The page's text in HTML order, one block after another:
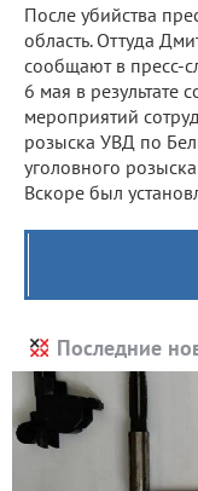
После убийства
область. Оттуда
сообщают в пресс-
6 мая в результате
мероприятий
розыска УВД по
уголовного
Вскоре был
Последние